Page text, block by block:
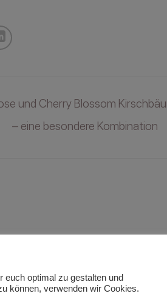
und Cherry Blossom
– eine besondere Kombination
euch optimal zu gestalten und
können, verwenden wir Cookies.